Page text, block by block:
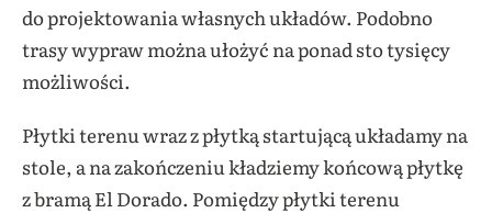
do projektowania własnych układów. Podobno
trasy wypraw można ułożyć na ponad sto tysięcy
możliwości.
Płytki terenu wraz z płytką startującą układamy na
stole, a na zakończeniu kładziemy końcową płytkę
z bramą El Dorado. Pomiędzy płytki terenu